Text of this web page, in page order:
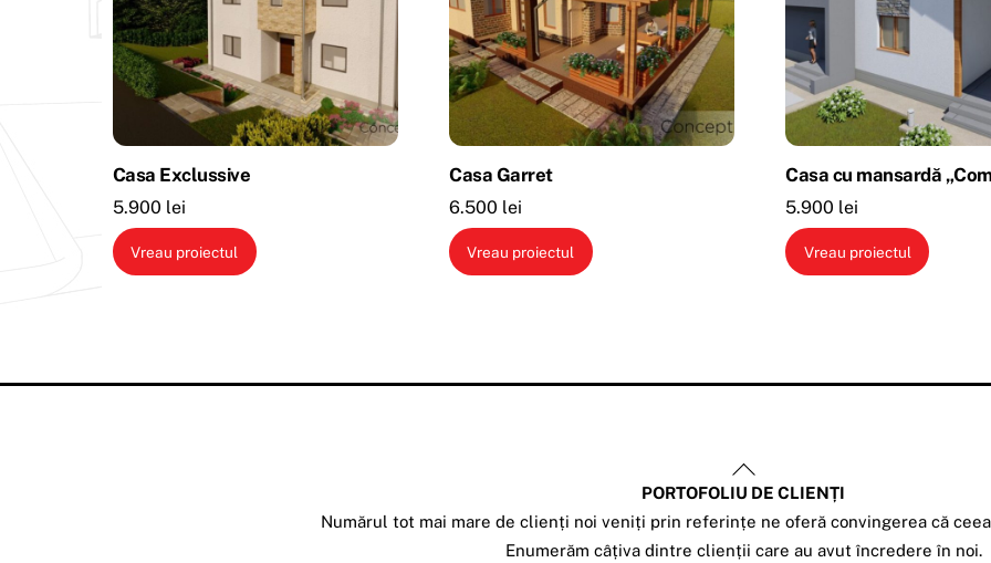
Casa Exclussive
5.900 lei
Vreau proiectul
Casa Garret
6.500 lei
Vreau proiectul
Casa cu mansardă
5.900 lei
Vreau proiectul
Back
To
Top
PORTOFOLIU DE CLIENȚI
Numărul tot mai mare de clienți noi veniți prin referințe ne oferă convingerea că
Enumerăm câțiva dintre clienții care au avut încredere în noi.